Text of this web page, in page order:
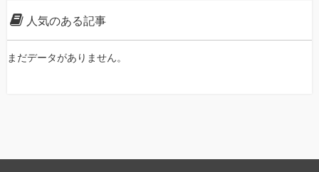
人気のある記事
まだデータがありません。